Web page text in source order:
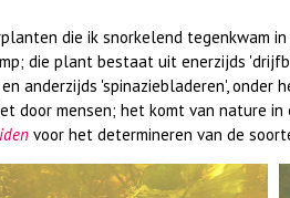
die ik snorkelend tegenkwam
die plant bestaat uit enerzijds
anderzijds 'spinaziebladeren', onder
door mensen; het komt van nature
voor het determineren van de